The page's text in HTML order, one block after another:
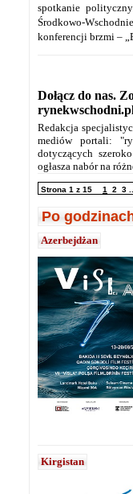
spotkanie
Środkowo-
konferencji brzmi –
Dołącz do nas.
Redakcja
mediów portali:
dotyczących
ogłasza nabór na
Strona 1 z 15 1 2 3
Po
Azerbejdżan
Kirgistan